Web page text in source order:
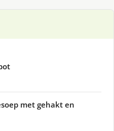
met gehakt en